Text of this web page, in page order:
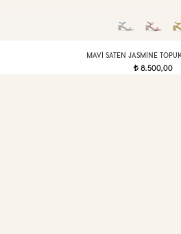
MAVI SATEN JASMINE
t8.500,00